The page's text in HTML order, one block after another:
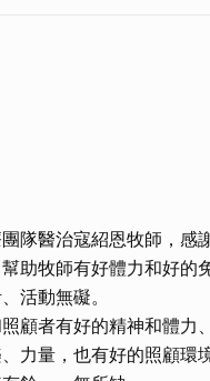
隊醫治寇紹恩牧師，感
助牧師有好體力和好的
活動無礙。
顧者有好的精神和體力
力量，也有好的照顧